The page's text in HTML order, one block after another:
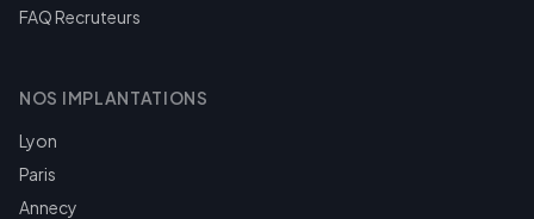
FAQ Recruteurs
NOS IMPLANTATIONS
Lyon
Paris
Annecy